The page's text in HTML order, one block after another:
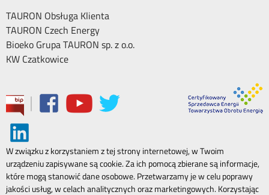
TAURON Obsługa Klienta
TAURON Czech Energy
Bioeko Grupa TAURON sp. z o.o.
KW Czatkowice
|
W związku z korzystaniem z tej strony internetowej, w Twoim
urządzeniu zapisywane są cookie. Za ich pomocą zbierane są informacje,
które mogą stanowić dane osobowe. Przetwarzamy je w celu poprawy
jakości usług, w celach analitycznych oraz marketingowych. Korzystając